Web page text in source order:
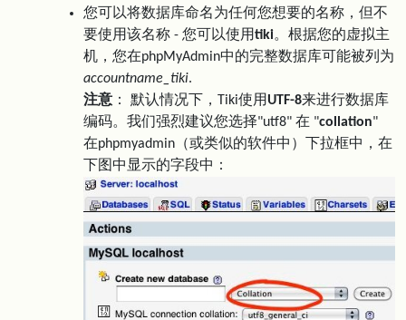
您可以将数据库命名为任何您想要的名称，但不
要使用该名称 - 您可以使用tiki。根据您的虚拟主
机，您在phpMyAdmin中的完整数据库可能被列为
accountname_tiki.
注意 ： 默认情况下，Tiki使用UTF-8来进行数据库
编码。我们强烈建议您选择"utf8" 在 "collation"
在phpmyadmin（或类似的软件中）下拉框中，在
下图中显示的字段中：